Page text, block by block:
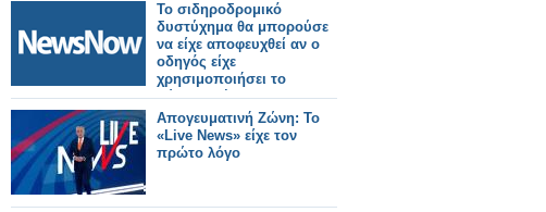
Το σιδηροδρομικό
δυστύχημα θα μπορούσε
να είχε αποφευχθεί αν ο
οδηγός είχε
χρησιμοποιήσει το
σύστημα έκτακτης
ανάγκης σύμφωνα με
έρευνα.
Απογευματινή Ζώνη: Το
«Live News» είχε τον
πρώτο λόγο